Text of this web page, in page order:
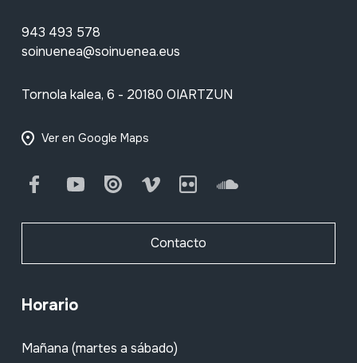
943 493 578
soinuenea@soinuenea.eus
Tornola kalea, 6 - 20180 OIARTZUN
Ver en Google Maps
FacebookYoutube Issuu Vimeo Flickr SoundCloud
Contacto
Horario
Mañana (martes a sábado)